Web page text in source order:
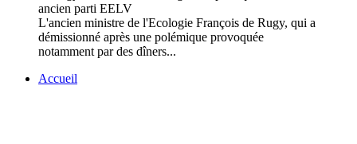
L'ancien ministre de l'Ecologie François de Rugy, qui a
démissionné après une polémique provoquée
notamment par des dîners...
Accueil